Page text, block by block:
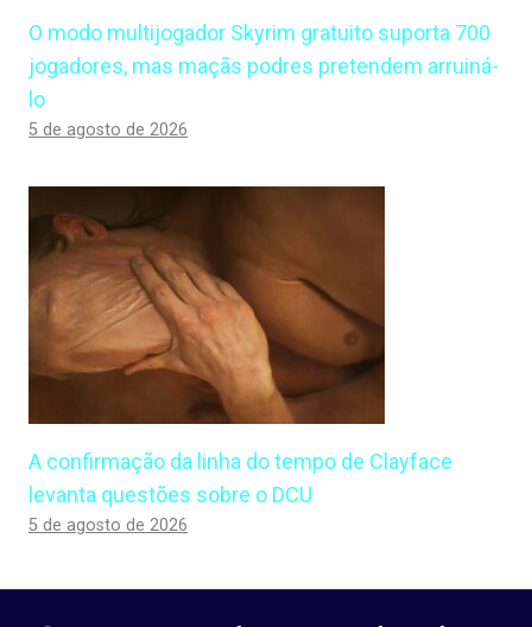
O modo multijogador Skyrim gratuito suporta 700
jogadores, mas maçãs podres pretendem arruiná-
lo
5 de agosto de 2026
A confirmação da linha do tempo de Clayface
levanta questões sobre o DCU
5 de agosto de 2026